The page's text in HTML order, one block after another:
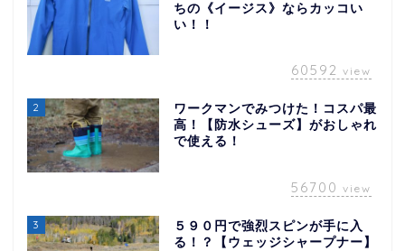
ちの《イージス》ならカッコい
い！！
60592 view
2
ワークマンでみつけた！コスパ最
高！【防水シューズ】がおしゃれ
で使える！
56700 view
3
５９０円で強烈スピンが手に入
る！？【ウェッジシャープナー】